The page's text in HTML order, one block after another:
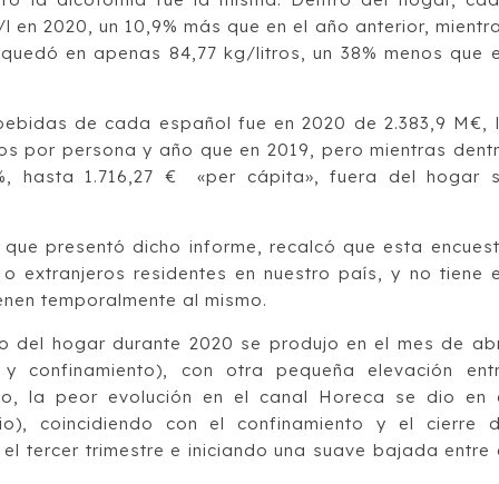
2020, un 10,9% más que en el año anterior,
en apenas 84,77 kg/litros, un 38% menos que
de cada español fue en 2020 de 2.383,9 M€,
por persona y año que en 2019, pero mientras
hasta 1.716,27 € «per cápita», fuera del hogar
presentó dicho informe, recalcó que esta
extranjeros residentes en nuestro país, y no tiene
temporalmente al mismo.
del hogar durante 2020 se produjo en el mes de
confinamiento), con otra pequeña elevación
la peor evolución en el canal Horeca se dio en
coincidiendo con el confinamiento y el cierre
tercer trimestre e iniciando una suave bajada entre